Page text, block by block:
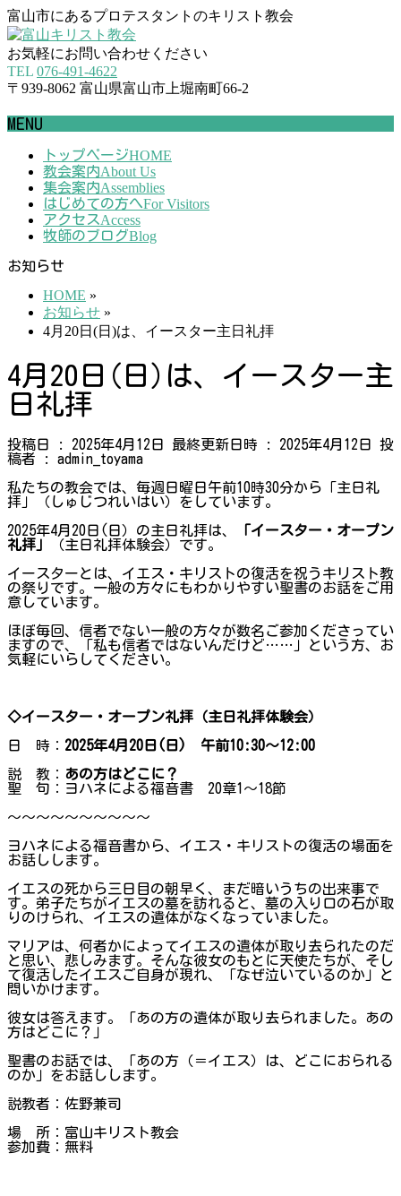
富山市にあるプロテスタントのキリスト教会
お気軽にお問い合わせください
TEL 076-491-4622
〒939-8062 富山県富山市上堀南町66-2
MENU
ば
トップページHOME
教会案内About Us
集会案内Assemblies
はじめての方へFor Visitors
アクセスAccess
牧師のブログBlog
お知らせ
HOME »
お知らせ »
4月20日(日)は、イースター主日礼拝
4月20日(日)は、イースター主
日礼拝
投稿日 : 2025年4月12日 最終更新日時 : 2025年4月12日
投
稿者 : admin_toyama
私たちの教会では、毎週日曜日午前10時30分から「主日礼
拝」（しゅじつれいはい）をしています。
2025年4月20日(日）の主日礼拝は、
「イースター・オープン
礼拝」
（主日礼拝体験会）です。
イースターとは、イエス・キリストの復活を祝うキリスト教
の祭りです。一般の方々にもわかりやすい聖書のお話をご用
意しています。
ほぼ毎回、信者でない一般の方々が数名ご参加くださってい
ますので、「私も信者ではないんだけど……」という方、お
気軽にいらしてください。
◇イースター・オープン礼拝（主日礼拝体験会）
日 時： 2025年4月20日(日) 午前10:30～12:00
説 教： あの方はどこに？
聖 句：ヨハネによる福音書 20章1～18節
～～～～～～～～～～
ヨハネによる福音書から、イエス・キリストの復活の場面を
お話しします。
イエスの死から三日目の朝早く、まだ暗いうちの出来事で
す。弟子たちがイエスの墓を訪れると、墓の入り口の石が取
りのけられ、イエスの遺体がなくなっていました。
マリアは、何者かによってイエスの遺体が取り去られたのだ
と思い、悲しみます。そんな彼女のもとに天使たちが、そし
て復活したイエスご自身が現れ、「なぜ泣いているのか」と
問いかけます。
彼女は答えます。「あの方の遺体が取り去られました。あの
方はどこに？」
聖書のお話では、「あの方（＝イエス）は、どこにおられる
のか」をお話しします。
説教者：佐野兼司
場 所：富山キリスト教会
参加費：無料